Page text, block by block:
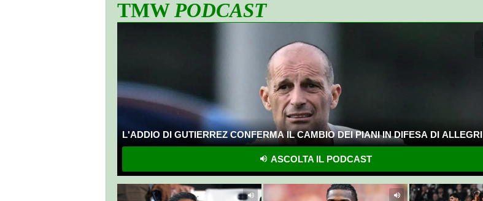
TMWPODCAST
L'ADDIO DI GUTIERREZ CONFERMA IL CAMBIO DEI PIANI IN DIFESA DI ALLEGRI
ASCOLTA IL PODCAST